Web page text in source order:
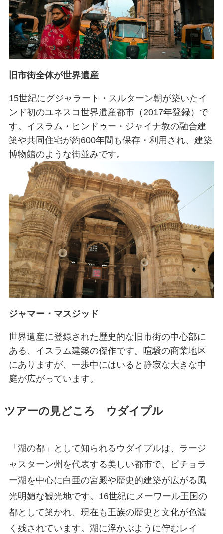
旧市街全体が世界遺産
15世紀にグジャラート・スルターン朝が築いたイ
ンド初のユネスコ世界遺産都市（2017年登録）で
す。イスラム・ヒンドゥー・ジャイナ教の融合建
築や共同住宅が約600年間も保存・利用され、建築
博物館のような街並みです。
ジャマー・マスジッド
世界遺産に登録された歴史的な旧市街の中心部に
ある、イスラム建築の傑作です。喧騒の商業地区
にありますが、一歩中にはいると静寂な大きな中
庭が広がっています。
ツアーの見どころ ウダイプル
「湖の都」として知られるウダイプルは、ラージ
ャスターン州を代表する美しい都市で、ピチョラ
ー湖を中心に白亜の宮殿や歴史的建築が広がる風
光明媚な観光地です。16世紀にメーワール王国の
都として築かれ、現在も王族の歴史と文化が色濃
く残されています。湖に浮かぶように佇むレイ